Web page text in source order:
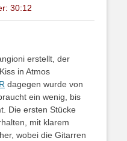
30:12
erstellt, der
in Atmos
dagegen wurde von
ein wenig, bis
Die ersten Stücke
mit klarem
wobei die Gitarren